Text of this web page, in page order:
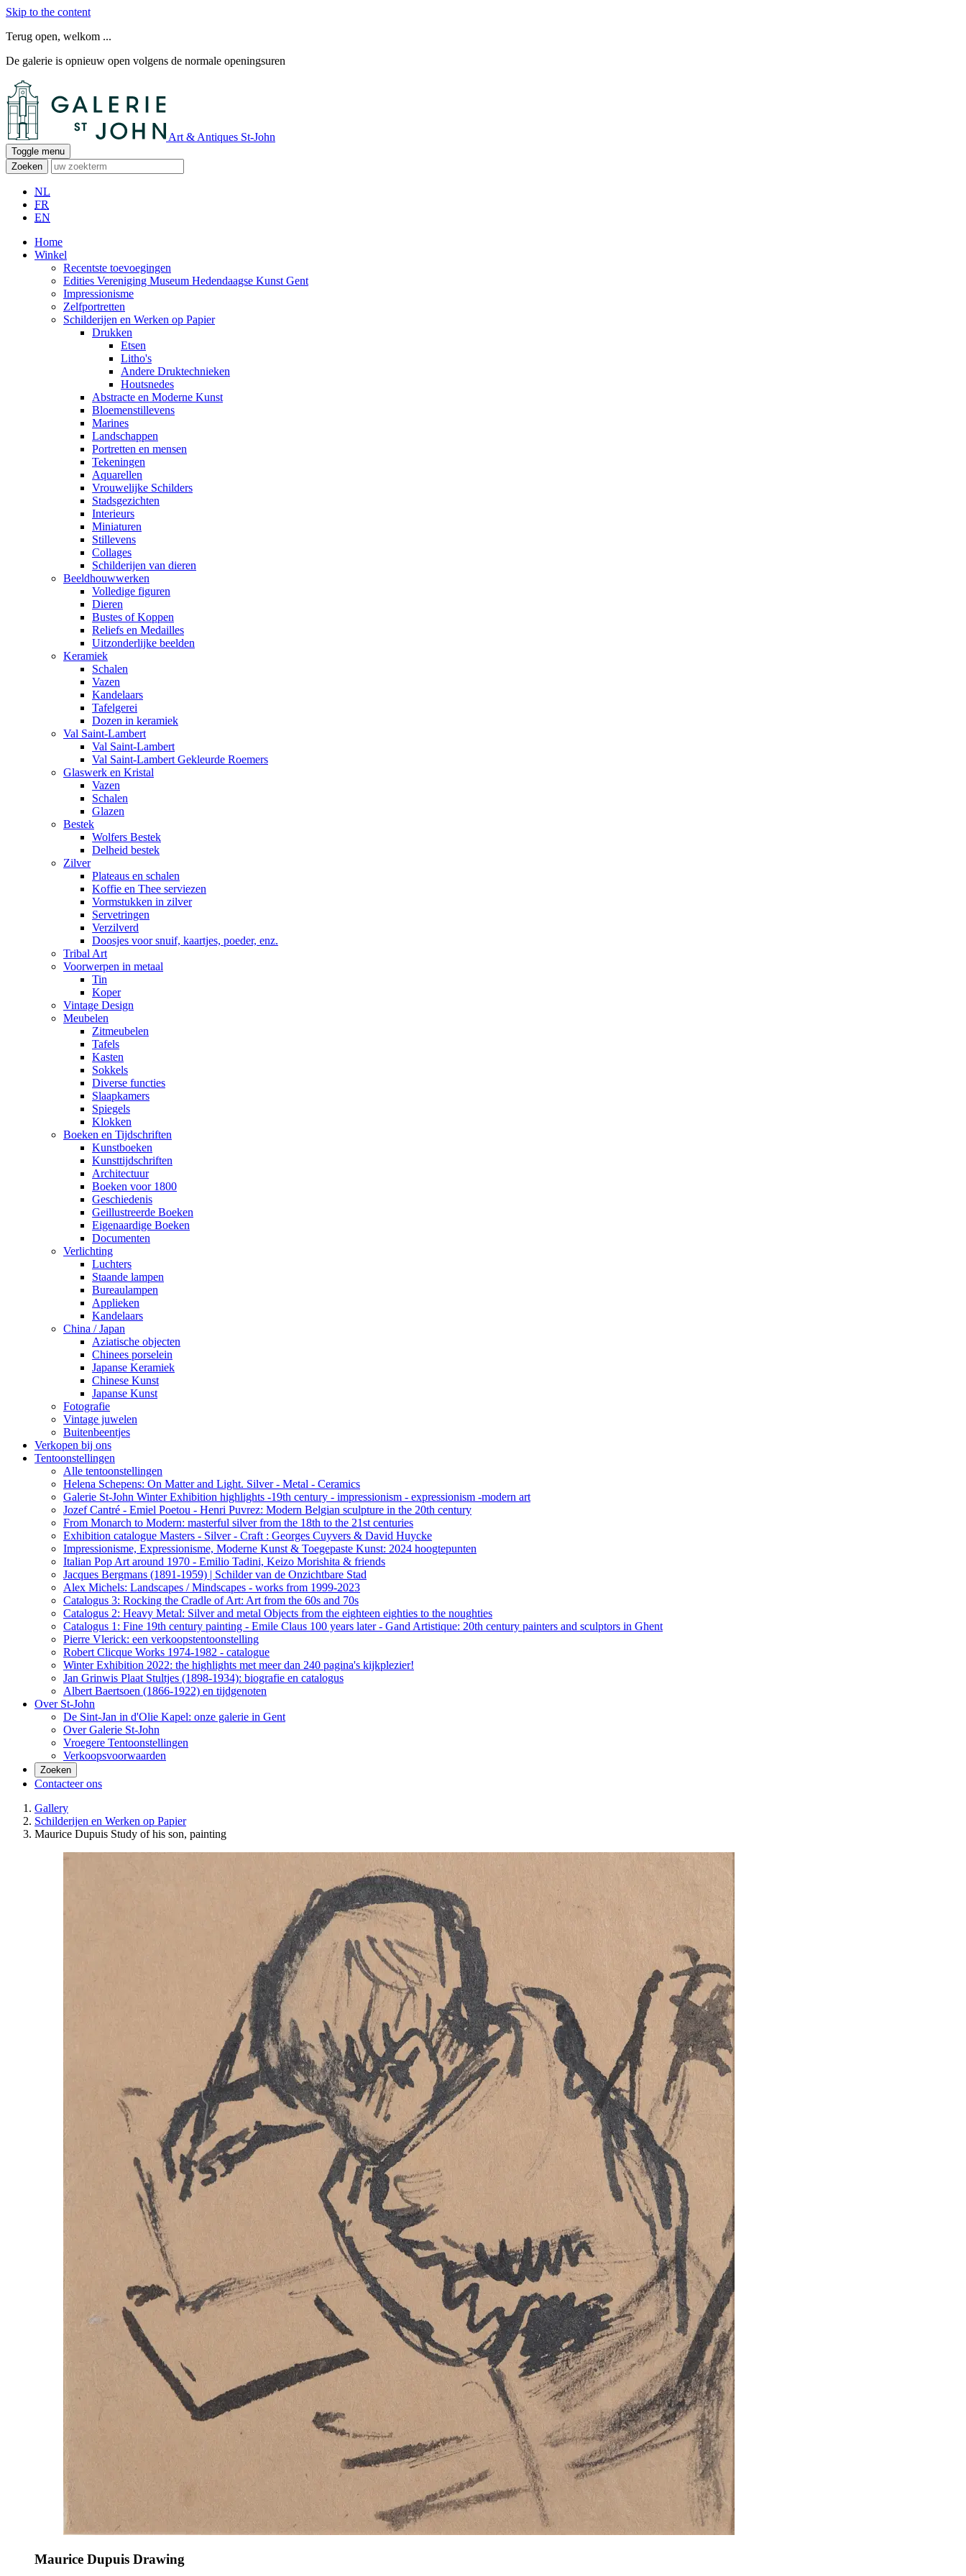
Skip to the content
Terug open, welkom ...
De galerie is opnieuw open volgens de normale openingsuren
Art & Antiques St-John
Toggle menu
Zoeken
NL
FR
EN
Home
Winkel
Recentste toevoegingen
Edities Vereniging Museum Hedendaagse Kunst Gent
Impressionisme
Zelfportretten
Schilderijen en Werken op Papier
Drukken
Etsen
Litho's
Andere Druktechnieken
Houtsnedes
Abstracte en Moderne Kunst
Bloemenstillevens
Marines
Landschappen
Portretten en mensen
Tekeningen
Aquarellen
Vrouwelijke Schilders
Stadsgezichten
Interieurs
Miniaturen
Stillevens
Collages
Schilderijen van dieren
Beeldhouwwerken
Volledige figuren
Dieren
Bustes of Koppen
Reliefs en Medailles
Uitzonderlijke beelden
Keramiek
Schalen
Vazen
Kandelaars
Tafelgerei
Dozen in keramiek
Val Saint-Lambert
Val Saint-Lambert
Val Saint-Lambert Gekleurde Roemers
Glaswerk en Kristal
Vazen
Schalen
Glazen
Bestek
Wolfers Bestek
Delheid bestek
Zilver
Plateaus en schalen
Koffie en Thee serviezen
Vormstukken in zilver
Servetringen
Verzilverd
Doosjes voor snuif, kaartjes, poeder, enz.
Tribal Art
Voorwerpen in metaal
Tin
Koper
Vintage Design
Meubelen
Zitmeubelen
Tafels
Kasten
Sokkels
Diverse functies
Slaapkamers
Spiegels
Klokken
Boeken en Tijdschriften
Kunstboeken
Kunsttijdschriften
Architectuur
Boeken voor 1800
Geschiedenis
Geillustreerde Boeken
Eigenaardige Boeken
Documenten
Verlichting
Luchters
Staande lampen
Bureaulampen
Applieken
Kandelaars
China / Japan
Aziatische objecten
Chinees porselein
Japanse Keramiek
Chinese Kunst
Japanse Kunst
Fotografie
Vintage juwelen
Buitenbeentjes
Verkopen bij ons
Tentoonstellingen
Alle tentoonstellingen
Helena Schepens: On Matter and Light. Silver - Metal - Ceramics
Galerie St-John Winter Exhibition highlights -19th century - impressionism - expressionism -modern art
Jozef Cantré - Emiel Poetou - Henri Puvrez: Modern Belgian sculpture in the 20th century
From Monarch to Modern: masterful silver from the 18th to the 21st centuries
Exhibition catalogue Masters - Silver - Craft : Georges Cuyvers & David Huycke
Impressionisme, Expressionisme, Moderne Kunst & Toegepaste Kunst: 2024 hoogtepunten
Italian Pop Art around 1970 - Emilio Tadini, Keizo Morishita & friends
Jacques Bergmans (1891-1959) | Schilder van de Onzichtbare Stad
Alex Michels: Landscapes / Mindscapes - works from 1999-2023
Catalogus 3: Rocking the Cradle of Art: Art from the 60s and 70s
Catalogus 2: Heavy Metal: Silver and metal Objects from the eighteen eighties to the noughties
Catalogus 1: Fine 19th century painting - Emile Claus 100 years later - Gand Artistique: 20th century painters and sculptors in Ghent
Pierre Vlerick: een verkoopstentoonstelling
Robert Clicque Works 1974-1982 - catalogue
Winter Exhibition 2022: the highlights met meer dan 240 pagina's kijkplezier!
Jan Grinwis Plaat Stultjes (1898-1934): biografie en catalogus
Albert Baertsoen (1866-1922) en tijdgenoten
Over St-John
De Sint-Jan in d'Olie Kapel: onze galerie in Gent
Over Galerie St-John
Vroegere Tentoonstellingen
Verkoopsvoorwaarden
Zoeken
Contacteer ons
Gallery
Schilderijen en Werken op Papier
Maurice Dupuis Study of his son, painting
Maurice Dupuis Drawing